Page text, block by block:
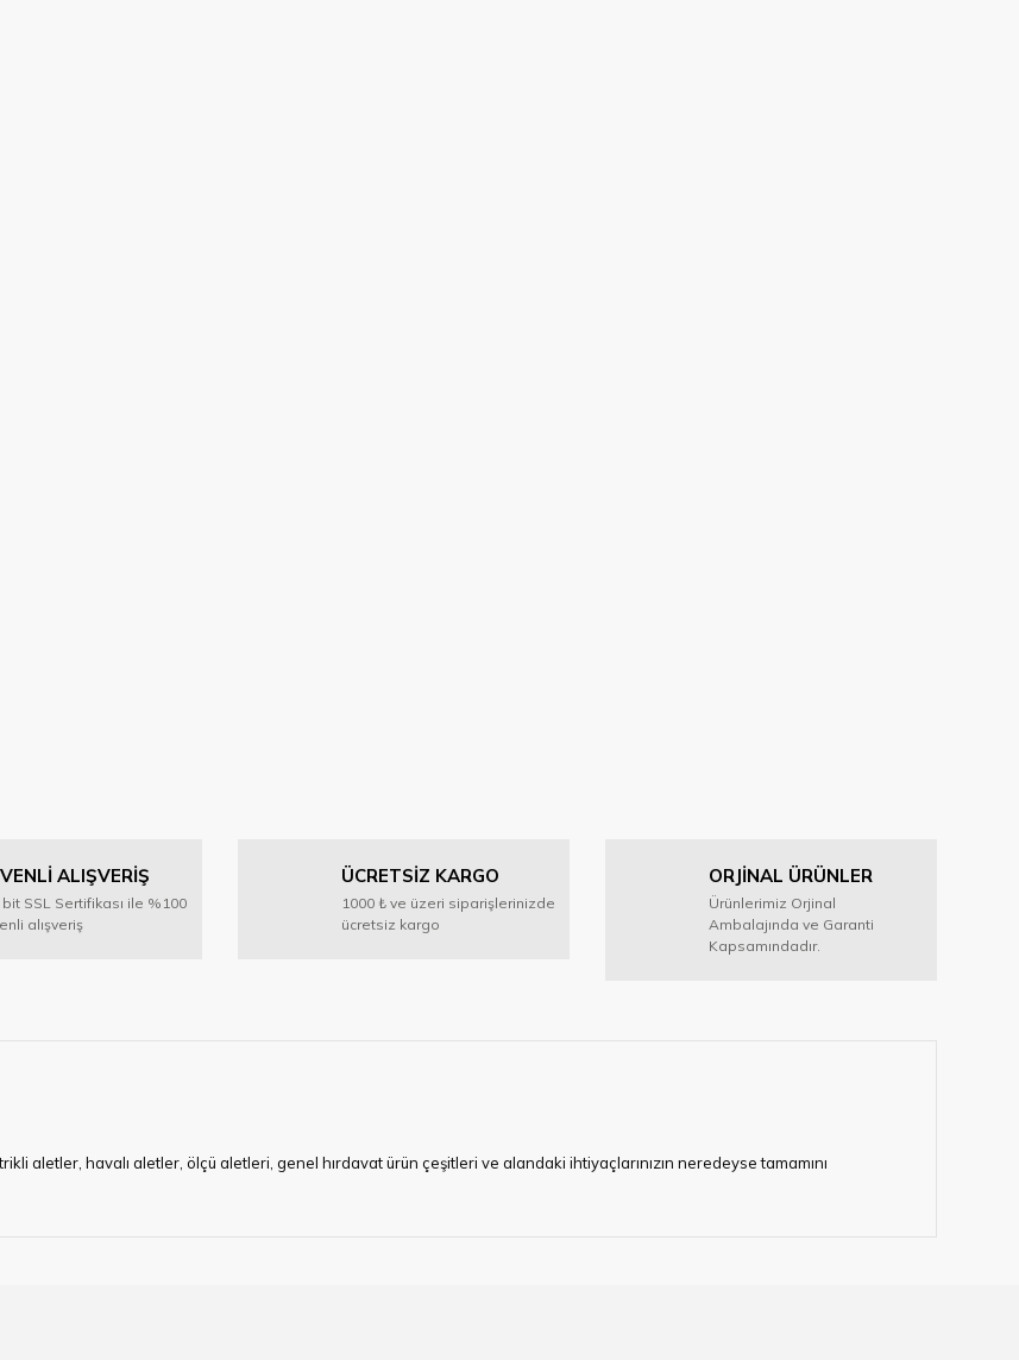
ALIŞVERİŞ
bit SSL Sertifikası ile %100
alışveriş
ÜCRETSİZ KARGO
1000 ₺ ve üzeri siparişlerinizde
ücretsiz kargo
ORJİNAL ÜRÜNLER
Ürünlerimiz Orjinal
Ambalajında ve Garanti
Kapsamındadır.
aletler, havalı aletler, ölçü aletleri, genel hırdavat ürün çeşitleri ve alandaki ihtiyaçlarınızın neredeyse tamamını
çektirme, kablo makası, pürmüz, lazerli mesafe ölçme.